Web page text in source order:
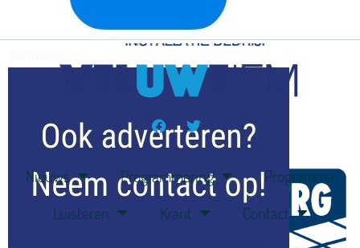
Nieuws Programmering
Programma
Luisteren
Krant Contact